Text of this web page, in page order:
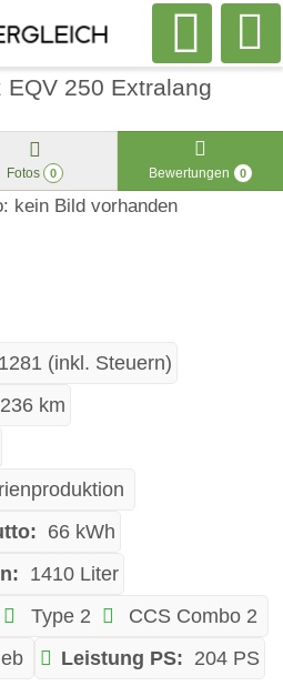
250 Extralang
Fotos 0 Bewertungen 0
(inkl. Steuern)
236 km
66 kWh
1410 Liter
Type 2
CCS Combo 2
Leistung PS: 204 PS